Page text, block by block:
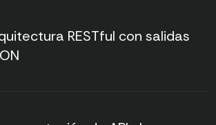
RESTful con salidas